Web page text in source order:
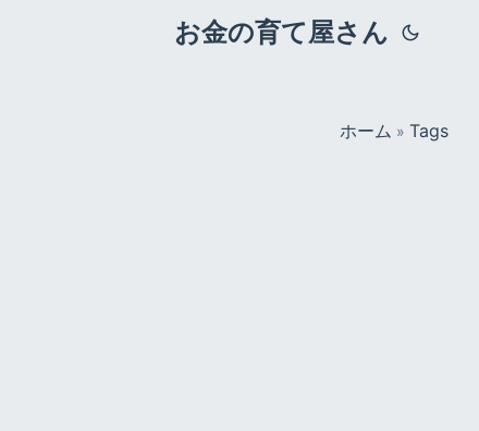
お金の育て屋さん
ホーム » Tags